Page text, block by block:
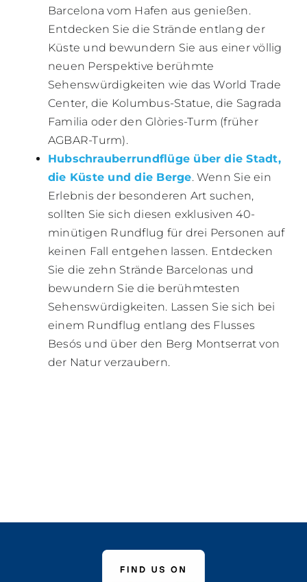
Barcelona vom Hafen aus genießen.
Entdecken Sie die Strände entlang der
Küste und bewundern Sie aus einer völlig
neuen Perspektive berühmte
Sehenswürdigkeiten wie das World Trade
Center, die Kolumbus-Statue, die Sagrada
Familia oder den Glòries-Turm (früher
AGBAR-Turm).
Hubschrauberrundflüge über die Stadt,
die Küste und die Berge. Wenn Sie ein
Erlebnis der besonderen Art suchen,
sollten Sie sich diesen exklusiven 40-
minütigen Rundflug für drei Personen auf
keinen Fall entgehen lassen. Entdecken
Sie die zehn Strände Barcelonas und
bewundern Sie die berühmtesten
Sehenswürdigkeiten. Lassen Sie sich bei
einem Rundflug entlang des Flusses
Besós und über den Berg Montserrat von
der Natur verzaubern.